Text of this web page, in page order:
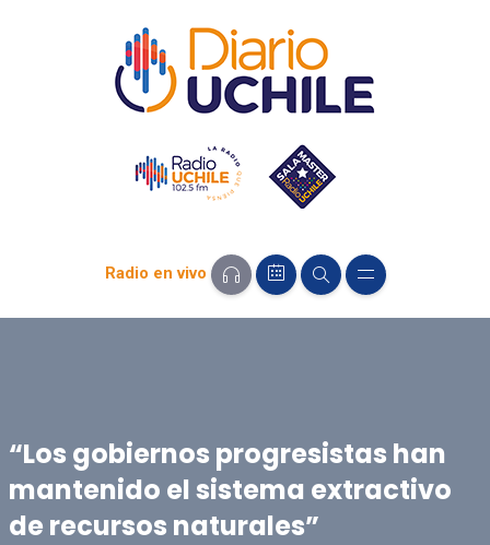
Radio en vivo
“Los gobiernos progresistas han
mantenido el sistema extractivo
de recursos naturales”